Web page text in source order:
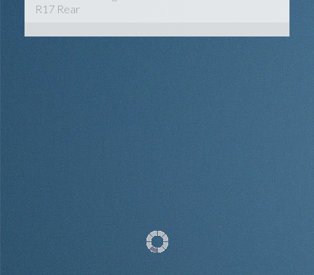
R17 Rear